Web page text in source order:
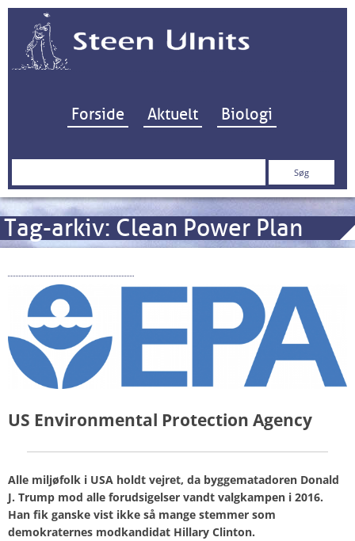
Hop til indhold
Forside Aktuelt Biologi
Søg
Tag-arkiv: Clean Power Plan
US Environmental Protection Agency
Alle miljøfolk i USA holdt vejret, da byggematadoren Donald
J. Trump mod alle forudsigelser vandt valgkampen i 2016.
Han fik ganske vist ikke så mange stemmer som
demokraternes modkandidat Hillary Clinton.